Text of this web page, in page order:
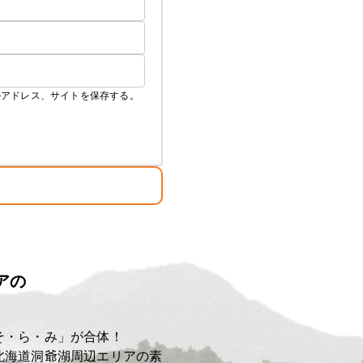
ドレス、サイトを保存する。
の
ら・み」が合体！
道洞爺湖周辺エリアの素